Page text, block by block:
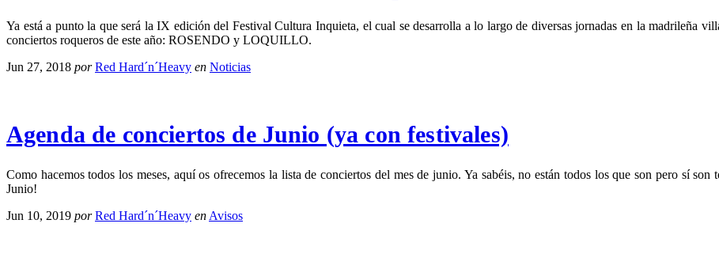
Ya está a punto la que será la IX edición del Festival Cultura Inquieta, el cual se desarrolla a lo largo de diversas jornadas en la madrileña
conciertos roqueros de este año: ROSENDO y LOQUILLO.
Jun 27, 2018 por Red Hard´n´Heavy en Noticias
Agenda de conciertos de Junio (ya con festivales)
Como hacemos todos los meses, aquí os ofrecemos la lista de conciertos del mes de junio. Ya sabéis, no están todos los que son pero sí
Junio!
Jun 10, 2019 por Red Hard´n´Heavy en Avisos